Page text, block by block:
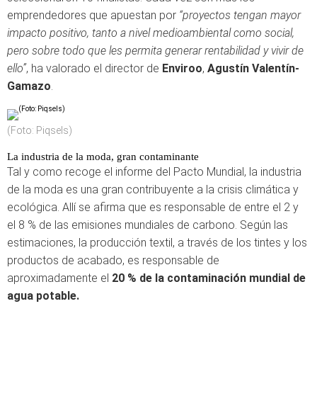
emprendedores que apuestan por “proyectos tengan mayor
impacto positivo, tanto a nivel medioambiental como social,
pero sobre todo que les permita generar rentabilidad y vivir de
ello”, ha valorado el director de Enviroo, Agustín Valentín-
Gamazo.
(Foto: Piqsels)
La industria de la moda, gran contaminante
Tal y como recoge el informe del Pacto Mundial, la industria
de la moda es una gran contribuyente a la crisis climática y
ecológica. Allí se afirma que es responsable de entre el 2 y
el 8 % de las emisiones mundiales de carbono. Según las
estimaciones, la producción textil, a través de los tintes y los
productos de acabado, es responsable de
aproximadamente el 20 % de la contaminación mundial de
agua potable.